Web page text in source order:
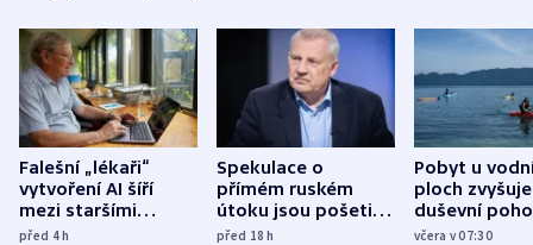
Falešní „lékaři“
vytvoření AI šíří
mezi staršími
Poláky nebezpečné
před 4h
Spekulace o
přímém ruském
útoku jsou pošetilé,
míní estonský
před 18h
Pobyt u
ploch zvyšuje
duševní
ukázala
včera v 07:30